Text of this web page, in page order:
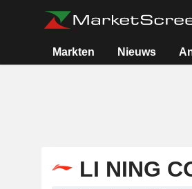
Markten Nieuws
LI NING